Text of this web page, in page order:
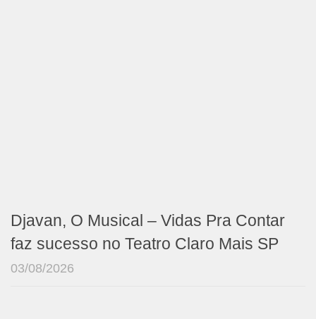
Djavan, O Musical – Vidas Pra Contar
faz sucesso no Teatro Claro Mais SP
03/08/2026